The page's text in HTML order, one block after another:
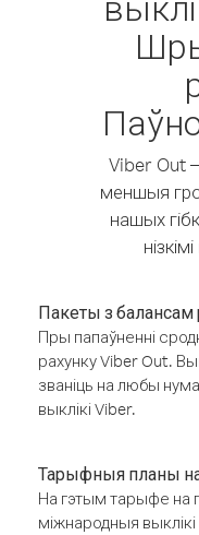
Viber Out
меншыя
нашых
Пакеты з балансам
Пры папаўненні
рахунку Viber Out.
званіць на любы
выклікі Viber.
Тарыфныя планы
На гэтым тарыфе на
міжнародныя выклікі